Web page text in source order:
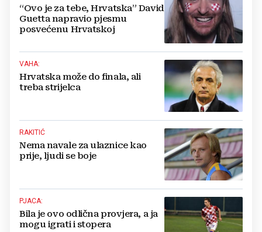
“Ovo je za tebe, Hrvatska” David
Guetta napravio pjesmu
posvećenu Hrvatskoj
VAHA:
Hrvatska može do finala, ali
treba strijelca
RAKITIĆ
Nema navale za ulaznice kao
prije, ljudi se boje
PJACA:
Bila je ovo odlična provjera, a ja
mogu igrati i stopera